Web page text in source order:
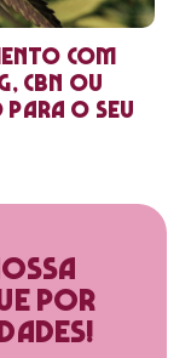
com
CBN ou
para o seu
por